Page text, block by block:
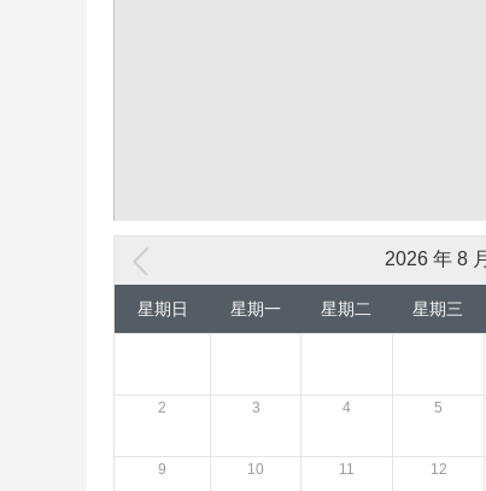
2026 年 8 月
星期日 星期一 星期二 星期三
2 3 4 5
9 10 11 12